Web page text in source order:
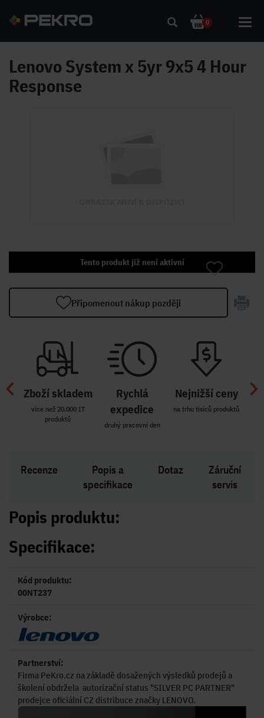
0
Lenovo System x 5yr 9x5 4 Hour
Response
Tento produkt již není aktivní
Připomenout nákup později
Zboží skladem
více než 20.000 IT
produktů
Rychlá
expedice
druhý pracovní den
Nejnižší ceny
na trhu tisíců produktů
Recenze
Popis a
specifikace
Dotaz
Záruční
servis
Popis produktu:
Specifikace:
Kód produktu:
00NT237
Výrobce:
Partnerství:
Firma PeKro.cz na základě dosažených výsledků prodejů a
školení obdržela autorizační status "SILVER PC PARTNER"
prodejce oficiální CZ distribuce značky LENOVO.